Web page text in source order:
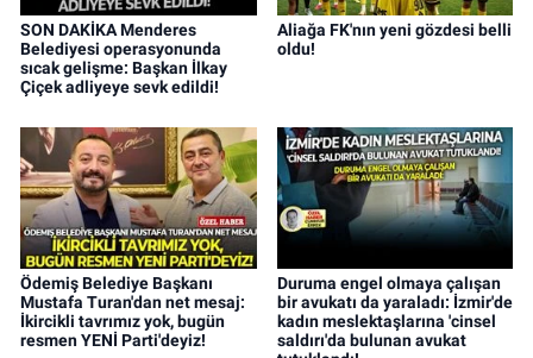
SON DAKİKA Menderes
Belediyesi operasyonunda
sıcak gelişme: Başkan İlkay
Çiçek adliyeye sevk edildi!
Aliağa FK'nın yeni gözdesi belli
oldu!
Ödemiş Belediye Başkanı
Mustafa Turan'dan net mesaj:
İkircikli tavrımız yok, bugün
resmen YENİ Parti'deyiz!
Duruma engel olmaya çalışan
bir avukatı da yaraladı: İzmir'de
kadın meslektaşlarına 'cinsel
saldırı'da bulunan avukat